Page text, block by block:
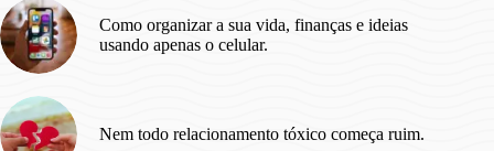
Como organizar a sua vida, finanças e ideias
usando apenas o celular.
Nem todo relacionamento tóxico começa ruim.